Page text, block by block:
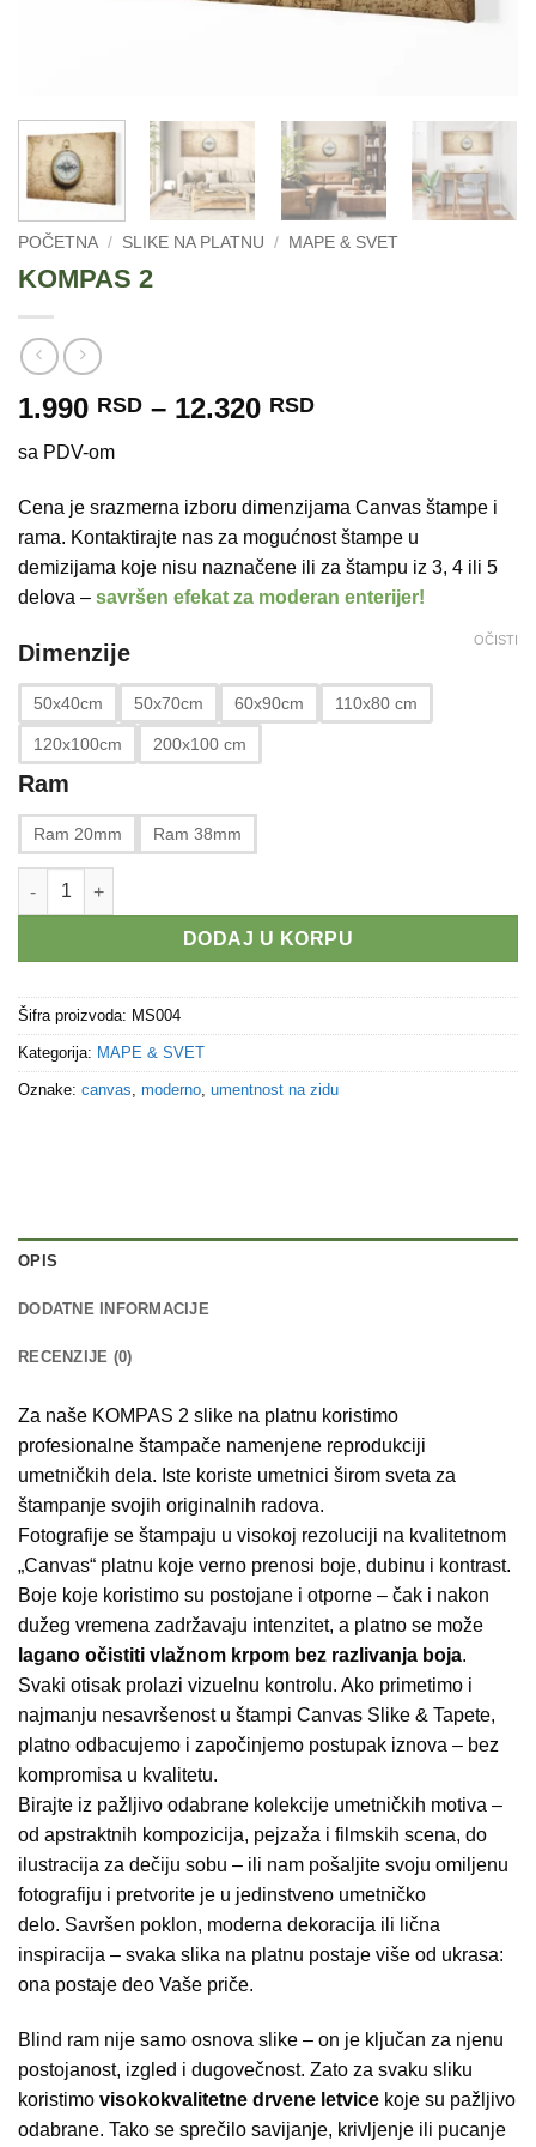
POČETNA / SLIKE NA PLATNU / MAPE & SVET
KOMPAS 2
1.990 RSD – 12.320 RSDRaspon
1.990 RSD
do
12.320 RSD
sa PDV-om
Cena je srazmerna izboru dimenzijama Canvas štampe i
rama. Kontaktirajte nas za mogućnost štampe u
demizijama koje nisu naznačene ili za štampu iz 3, 4 ili 5
delova – savršen efekat za moderan enterijer!
Dimenzije
50x40cm 50x70cm 60x90cm 110x80 cm
120x100cm 200x100 cm
Ram
Ram 20mm Ram 38mm
OČISTI
KOMPAS 2 količina
DODAJ U KORPU
Šifra proizvoda: MS004
Kategorija: MAPE & SVET
Oznake: canvas moderno umentnost na zidu
OPIS
DODATNE INFORMACIJE
RECENZIJE (0)
Za naše KOMPAS 2 slike na platnu koristimo
profesionalne štampače namenjene reprodukciji
umetničkih dela. Iste koriste umetnici širom sveta za
štampanje svojih originalnih radova.
Fotografije se štampaju u visokoj rezoluciji na kvalitetnom
„Canvas“ platnu koje verno prenosi boje, dubinu i kontrast.
Boje koje koristimo su postojane i otporne – čak i nakon
dužeg vremena zadržavaju intenzitet, a platno se može
lagano očistiti vlažnom krpom bez razlivanja boja.
Svaki otisak prolazi vizuelnu kontrolu. Ako primetimo i
najmanju nesavršenost u štampi Canvas Slike & Tapete,
platno odbacujemo i započinjemo postupak iznova – bez
kompromisa u kvalitetu.
Birajte iz pažljivo odabrane kolekcije umetničkih motiva –
od apstraktnih kompozicija, pejzaža i filmskih scena, do
ilustracija za dečiju sobu – ili nam pošaljite svoju omiljenu
fotografiju i pretvorite je u jedinstveno umetničko
delo. Savršen poklon, moderna dekoracija ili lična
inspiracija – svaka slika na platnu postaje više od ukrasa:
ona postaje deo Vaše priče.
Blind ram nije samo osnova slike – on je ključan za njenu
postojanost, izgled i dugovečnost. Zato za svaku sliku
koristimo visokokvalitetne drvene letvice koje su pažljivo
odabrane. Tako se sprečilo savijanje, krivljenje ili pucanje